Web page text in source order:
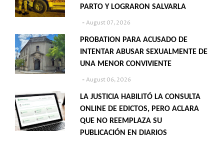
PARTO Y LOGRARON SALVARLA
August 07, 2026
PROBATION PARA ACUSADO DE
INTENTAR ABUSAR SEXUALMENTE DE
UNA MENOR CONVIVIENTE
August 06, 2026
LA JUSTICIA HABILITÓ LA CONSULTA
ONLINE DE EDICTOS, PERO ACLARA
QUE NO REEMPLAZA SU
PUBLICACIÓN EN DIARIOS